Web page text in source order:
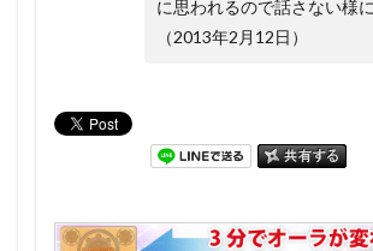
に思われるので話さない様
（2013年2月12日）